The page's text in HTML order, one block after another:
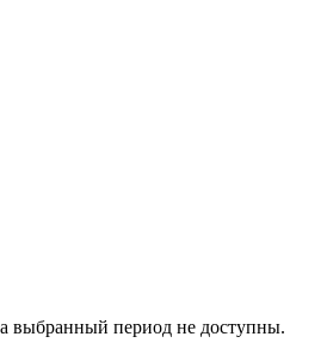
выбранный период не доступны.